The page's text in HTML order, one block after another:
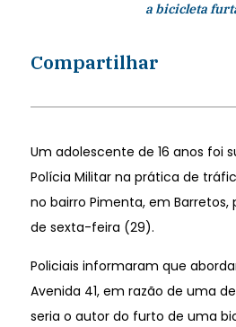
a bicicleta
Compartilhar
Um adolescente de 16 anos foi
Polícia Militar na prática de
no bairro Pimenta, em Barretos,
de sexta-feira (29).
Policiais informaram que
Avenida 41, em razão de uma
seria o autor do furto de uma